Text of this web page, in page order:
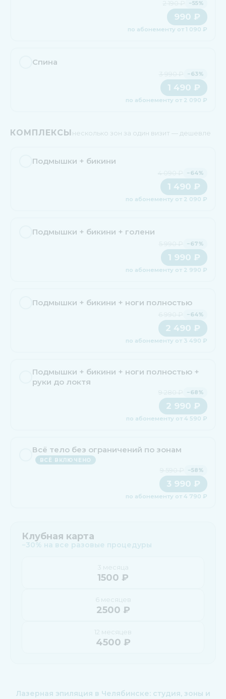
−55%
990 ₽
по абонементу от 1 090 ₽
Спина
−63%
1 490 ₽
по абонементу от 2 090 ₽
КОМПЛЕКСЫнесколько зон за один визит — дешевле
Подмышки + бикини
−64%
1 490 ₽
по абонементу от 2 090 ₽
Подмышки + бикини + голени
−67%
1 990 ₽
по абонементу от 2 990 ₽
Подмышки + бикини + ноги полностью
−64%
2 490 ₽
по абонементу от 3 490 ₽
Подмышки + бикини + ноги полностью +
руки до локтя
−68%
2 990 ₽
по абонементу от 4 590 ₽
Всё тело без ограничений по зонам
ВСЁ ВКЛЮЧЕНО
−58%
3 990 ₽
по абонементу от 4 790 ₽
Клубная карта
−30% на все разовые процедуры
3 месяца
1500 ₽
6 месяцев
2500 ₽
12 месяцев
4500 ₽
Лазерная эпиляция в Челябинске: студия, зоны и